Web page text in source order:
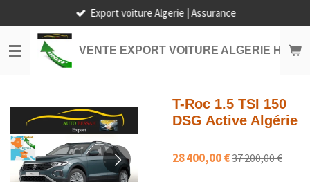
au
contenu
principal
VENTE EXPORT VOITURE ALGERIE HORS
Export voiture Algerie | Assurance
T-Roc 1.5 TSI 150
DSG Active Algérie
28 400,00 €37 200,00 €